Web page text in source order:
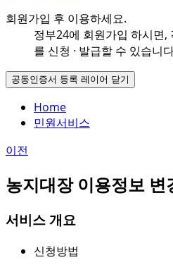
회원가입 후 이용하세요.
정부24에 회원가입 하시면,
를 신청 · 발급할 수 있습니
공동인증서 등록 레이어 닫기
Home
민원서비스
이전
농지대장 이용정보 변
서비스 개요
신청방법